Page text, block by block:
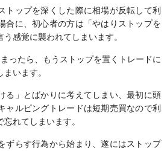
トップを深くした際に相場が反転して利
合に、初心者の方は「やはりストップを
感覚に襲われてしまいます。
ったら、もうストップを置くトレードに
います。
る」とばかりに考えてしまい、最初に頭
ャルピングトレードは短期売買なので利
れてしまいます。
ずらす行為から始まり、遂にはストップ